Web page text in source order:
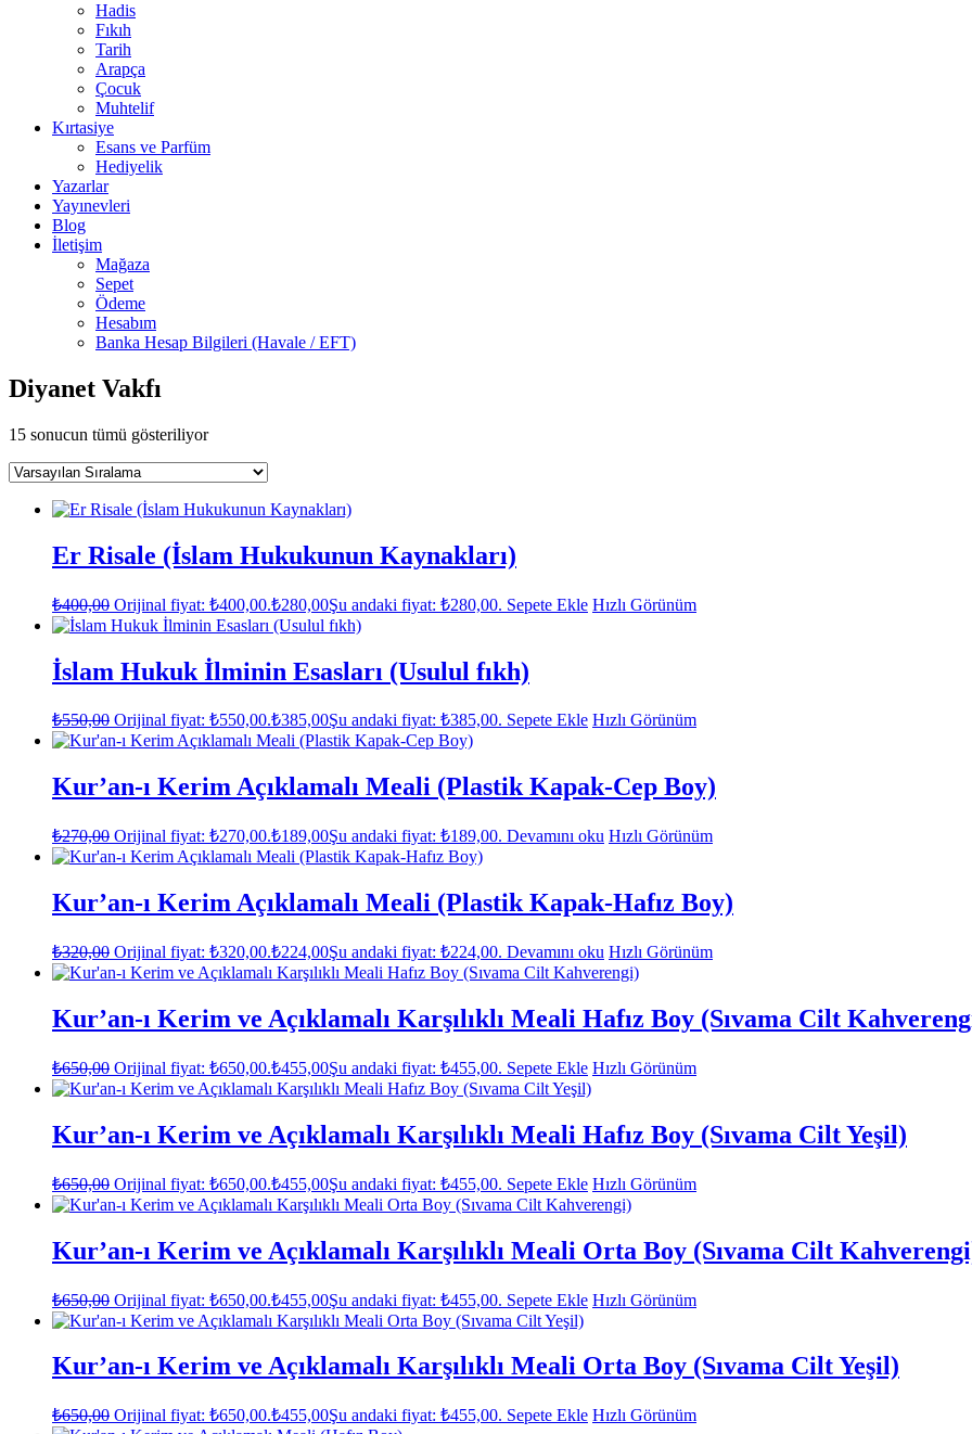
Hadis
Fıkıh
Tarih
Arapça
Çocuk
Muhtelif
Kırtasiye
Esans ve Parfüm
Hediyelik
Yazarlar
Yayınevleri
Blog
İletişim
Mağaza
Sepet
Ödeme
Hesabım
Banka Hesap Bilgileri (Havale / EFT)
Diyanet Vakfı
15 sonucun tümü gösteriliyor
Er Risale (İslam Hukukunun Kaynakları)
₺400,00 Orijinal fiyat: ₺400,00.₺280,00Şu andaki fiyat: ₺280,00. Sepete Ekle Hızlı Görünüm
İslam Hukuk İlminin Esasları (Usulul fıkh)
₺550,00 Orijinal fiyat: ₺550,00.₺385,00Şu andaki fiyat: ₺385,00. Sepete Ekle Hızlı Görünüm
Kur’an-ı Kerim Açıklamalı Meali (Plastik Kapak-Cep Boy)
₺270,00 Orijinal fiyat: ₺270,00.₺189,00Şu andaki fiyat: ₺189,00. Devamını oku Hızlı Görünüm
Kur’an-ı Kerim Açıklamalı Meali (Plastik Kapak-Hafız Boy)
₺320,00 Orijinal fiyat: ₺320,00.₺224,00Şu andaki fiyat: ₺224,00. Devamını oku Hızlı Görünüm
Kur’an-ı Kerim ve Açıklamalı Karşılıklı Meali Hafız Boy (Sıvama Cilt
₺650,00 Orijinal fiyat: ₺650,00.₺455,00Şu andaki fiyat: ₺455,00. Sepete Ekle Hızlı Görünüm
Kur’an-ı Kerim ve Açıklamalı Karşılıklı Meali Hafız Boy (Sıvama Cilt Yeşil)
₺650,00 Orijinal fiyat: ₺650,00.₺455,00Şu andaki fiyat: ₺455,00. Sepete Ekle Hızlı Görünüm
Kur’an-ı Kerim ve Açıklamalı Karşılıklı Meali Orta Boy (Sıvama Cilt
₺650,00 Orijinal fiyat: ₺650,00.₺455,00Şu andaki fiyat: ₺455,00. Sepete Ekle Hızlı Görünüm
Kur’an-ı Kerim ve Açıklamalı Karşılıklı Meali Orta Boy (Sıvama Cilt Yeşil)
₺650,00 Orijinal fiyat: ₺650,00.₺455,00Şu andaki fiyat: ₺455,00. Sepete Ekle Hızlı Görünüm